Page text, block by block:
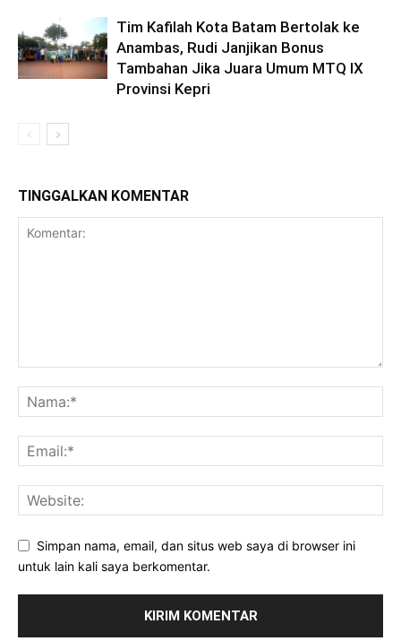
Tim Kafilah Kota Batam Bertolak ke
Anambas, Rudi Janjikan Bonus
Tambahan Jika Juara Umum MTQ IX
Provinsi Kepri
TINGGALKAN KOMENTAR
Simpan nama, email, dan situs web saya di browser ini
untuk lain kali saya berkomentar.